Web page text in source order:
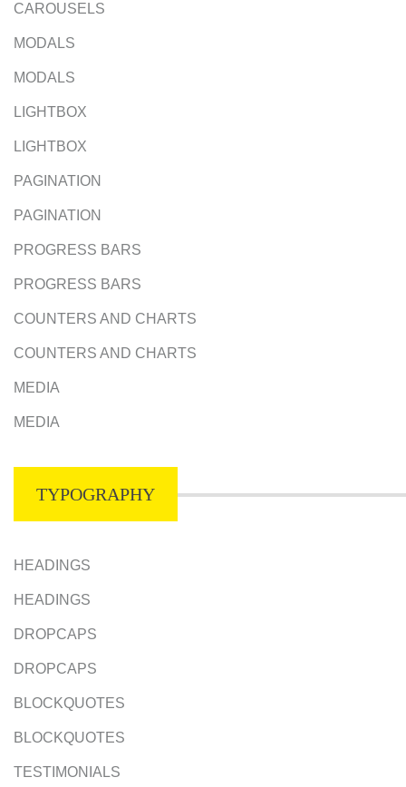
CAROUSELS
MODALS
MODALS
LIGHTBOX
LIGHTBOX
PAGINATION
PAGINATION
PROGRESS BARS
PROGRESS BARS
COUNTERS AND CHARTS
COUNTERS AND CHARTS
MEDIA
MEDIA
TYPOGRAPHY
HEADINGS
HEADINGS
DROPCAPS
DROPCAPS
BLOCKQUOTES
BLOCKQUOTES
TESTIMONIALS